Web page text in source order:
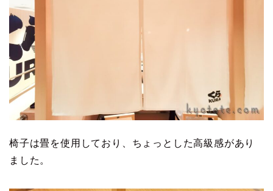
椅子は畳を使用しており、ちょっとした高級感があり
ました。